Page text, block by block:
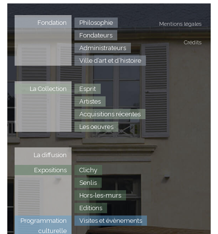
Mentions légales
Crédits
Fondation
Philosophie
Fondateurs
Administrateurs
Ville d’art et d’histoire
La Collection
Esprit
Artistes
Acquisitions récentes
Les oeuvres
La diffusion
Expositions
Clichy
Senlis
Hors-les-murs
Editions
Programmation
culturelle
Visites et évènements